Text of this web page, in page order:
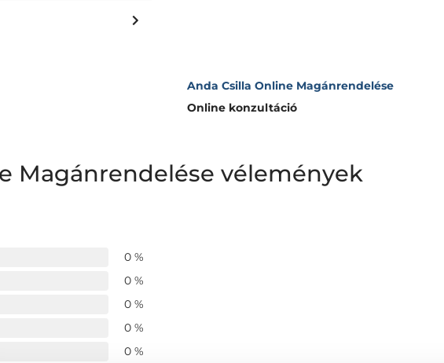
Anda Csilla Online Magánrendelése
Online konzultáció
Magánrendelése vélemények
0 %
0 %
0 %
0 %
0 %